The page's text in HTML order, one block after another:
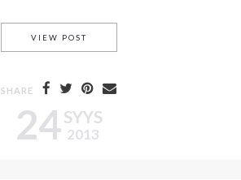
24SYYS
2013
VIEW POSTPALA MAROKKOA –
SHARE